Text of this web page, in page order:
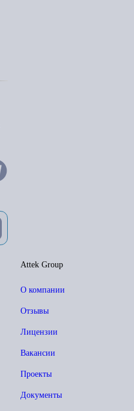
Attek Group
О компании
Отзывы
Лицензии
Вакансии
Проекты
Документы